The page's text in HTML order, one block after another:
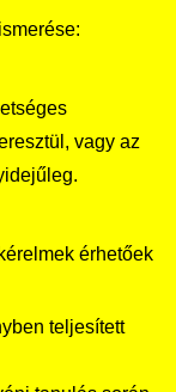
vagy az
érhetőek
teljesített